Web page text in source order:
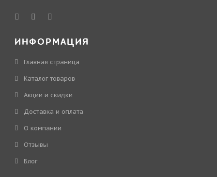
ИНФОРМАЦИЯ
Главная страница
Каталог товаров
Акции и скидки
Доставка и оплата
О компании
Отзывы
Блог